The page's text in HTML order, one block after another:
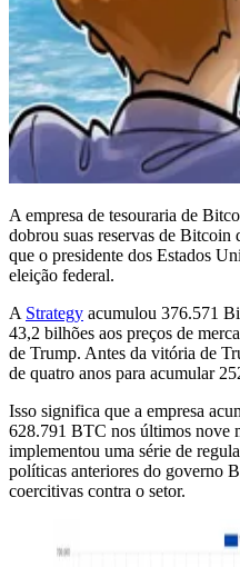
A empresa de tesouraria de
dobrou suas reservas de Bitcoin
que o presidente dos Estados
eleição federal.
A Strategy acumulou 376.571
43,2 bilhões aos preços de
de Trump. Antes da vitória de
de quatro anos para acumular
Isso significa que a empresa
628.791 BTC nos últimos nove
implementou uma série de
políticas anteriores do governo
coercitivas contra o setor.